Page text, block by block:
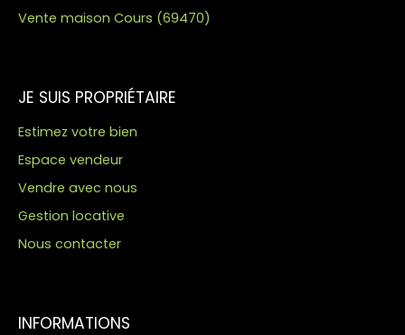
Vente maison Cours (69470)
JE SUIS PROPRIÉTAIRE
Estimez votre bien
Espace vendeur
Vendre avec nous
Gestion locative
Nous contacter
INFORMATIONS